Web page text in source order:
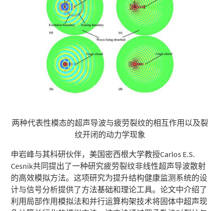
两种代表性模态的超声导波与疲劳裂纹的相互作用以及裂
纹开闭的动力学现象
申岩峰与其科研伙伴，美国密西根大学教授Carlos E.S.
Cesnik共同提出了一种研究疲劳裂纹非线性超声导波散射
的高效模拟方法。这项研究为提升结构健康监测系统的设
计与信号分析提供了方法基础和理论工具。论文中介绍了
利用局部作用模拟法和并行运算构架技术将固体中超声现